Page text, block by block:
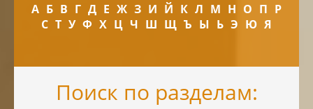
А Б В Г Д Е Ж З И Й К Л М Н О П Р
С Т У Ф Х Ц Ч Ш Щ Ъ Ы Ь Э Ю Я
Поиск по разделам: